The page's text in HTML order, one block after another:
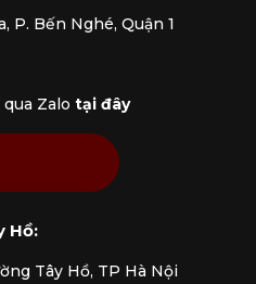
P. Bến Nghé, Quận 1
Zalo tại đây
Hồ:
Tây Hồ, TP Hà Nội